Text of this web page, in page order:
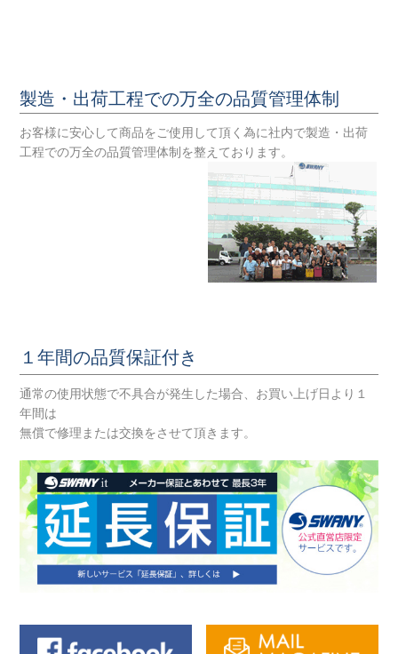
製造・出荷工程での万全の品質管理体制
お客様に安心して商品をご使用して頂く為に社内で製造・出荷
工程での万全の品質管理体制を整えております。
１年間の品質保証付き
通常の使用状態で不具合が発生した場合、お買い上げ日より１
年間は
無償で修理または交換をさせて頂きます。